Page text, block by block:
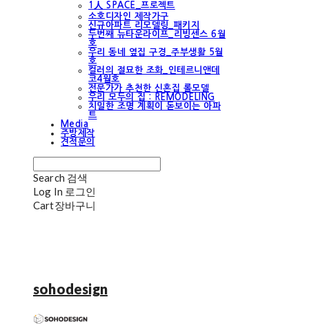
1人 SPACE_프로젝트
소호디자인 제작가구
신규아파트 리모델링_패키지
두번째 뉴타운라이프_리빙센스 6월
호
우리 동네 옆집 구경_주부생활 5월
호
컬러의 절묘한 조화_인테르니앤데
코4월호
전문가가 추천한 신혼집 롤모델
우리 모두의 집 : REMODELING
치밀한 조명 계획이 돋보이는 아파
트
Media
주방제작
견적문의
Search 검색
Log In 로그인
Cart장바구니
sohodesign